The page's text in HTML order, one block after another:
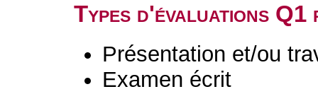
Types d'évaluations
Présentation et/ou
Examen écrit